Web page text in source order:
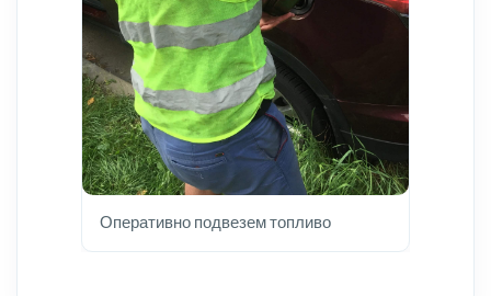
Оперативно подвезем топливо